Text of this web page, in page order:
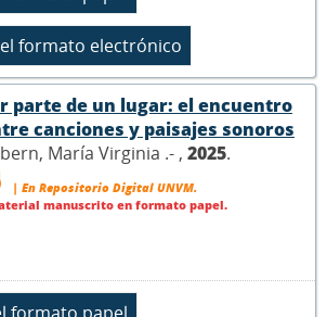
parte de un lugar: el encuentro
canciones y paisajes sonoros
María Virginia .- , 2025.
| En Repositorio Digital UNVM.
manuscrito en formato papel.